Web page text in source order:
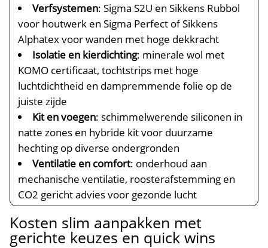
Verfsystemen: Sigma S2U en Sikkens Rubbol
voor houtwerk en Sigma Perfect of Sikkens
Alphatex voor wanden met hoge dekkracht
Isolatie en kierdichting: minerale wol met
KOMO certificaat, tochtstrips met hoge
luchtdichtheid en dampremmende folie op de
juiste zijde
Kit en voegen: schimmelwerende siliconen in
natte zones en hybride kit voor duurzame
hechting op diverse ondergronden
Ventilatie en comfort: onderhoud aan
mechanische ventilatie, roosterafstemming en
CO2 gericht advies voor gezonde lucht
Kosten slim aanpakken met
gerichte keuzes en quick wins